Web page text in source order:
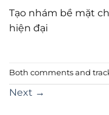
Tạo nhám bề mặt
hiện đại
Both comments and
Next →